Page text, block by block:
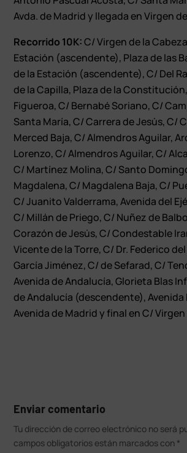
Avda. de Madrid y llegada en Virgen
Recorrido 10K:C/ Virgen de la
Estación (ascendente), Plaza de las
de la Estación (ascendente), C/ Del
de la Capilla, Plaza de la
Figueroa, C/ Bernabé Soriano, C/
Santa María, C/ Carrera de Jesús, C/
Merced Baja, C/ Almendros Aguilar,
Lorenzo, C/ Almendros Aguilar, C/
C/ Martínez Molina, C/ Santo
Magdalena, C/ Magdalena Baja, C/
C/ Juanito Valderrama, Avenida del
C/ Millán de Priego, C/ Nuñez de
Corazón de Jesús, C/ Condestable
Vicente de la Torre, C/ Dr. Federico
García Jiménez, C/ de Sefarad, C/
Avenida de Andalucía, Glorieta Blas
de Andalucía (descendente), Avenida
Avenida de Madrid y final en C/
Enviar comentario
Tu dirección de correo electrónico no será
campos obligatorios están marcados con *